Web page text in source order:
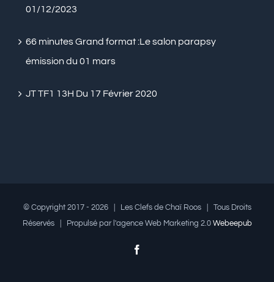
01/12/2023
66 minutes Grand format :Le salon parapsy
émission du 01 mars
JT TF1 13H Du 17 Février 2020
© Copyright 2017 - 2026 | Les Clefs de Chaï Roos | Tous Droits
Réservés | Propulsé par l'agence Web Marketing 2.0 Webeepub